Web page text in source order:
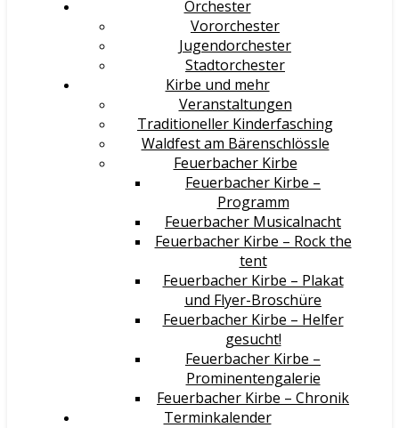
Orchester
Vororchester
Jugendorchester
Stadtorchester
Kirbe und mehr
Veranstaltungen
Traditioneller Kinderfasching
Waldfest am Bärenschlössle
Feuerbacher Kirbe
Feuerbacher Kirbe –
Programm
Feuerbacher Musicalnacht
Feuerbacher Kirbe – Rock the
tent
Feuerbacher Kirbe – Plakat
und Flyer-Broschüre
Feuerbacher Kirbe – Helfer
gesucht!
Feuerbacher Kirbe –
Prominentengalerie
Feuerbacher Kirbe – Chronik
Terminkalender